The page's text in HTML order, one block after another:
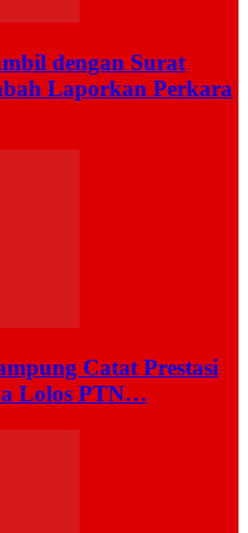
dengan Surat
Laporkan Perkara
Catat Prestasi
Lolos PTN…